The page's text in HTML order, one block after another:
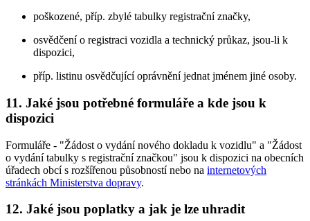
poškozené, příp. zbylé tabulky registrační značky,
osvědčení o registraci vozidla a technický průkaz, jsou-li k
dispozici,
příp. listinu osvědčující oprávnění jednat jménem jiné osoby.
11. Jaké jsou potřebné formuláře a kde jsou k
dispozici
Formuláře - "Žádost o vydání nového dokladu k vozidlu" a "Žádost
o vydání tabulky s registrační značkou" jsou k dispozici na obecních
úřadech obcí s rozšířenou působností nebo na internetových
stránkách Ministerstva dopravy.
12. Jaké jsou poplatky a jak je lze uhradit